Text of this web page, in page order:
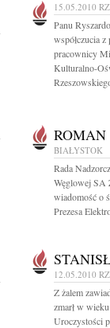
15.05.2010
Panu
współczucia
pracownicy
Kulturalno-
ROMAN
BIAŁYSTOK
Rada
Węglowej SA
wiadomość o
Prezesa
12.05.2010
Z żalem
zmarł w
Uroczystości